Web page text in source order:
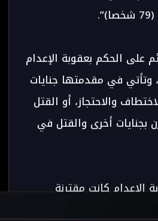
على الحكم بعقوبة الإعدام
وتأتي في مقدمتها جنايات
والاحتجاز، أو القتل
بجنايات أخرى والقتل في
كانت مقترنة
كانت له نية مسبقة وعزم